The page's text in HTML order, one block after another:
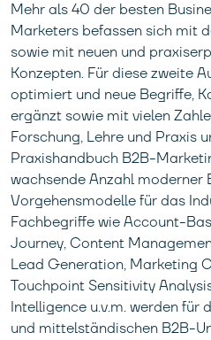
Mehr als 40 der besten
Marketers befassen sich mit
sowie mit neuen und
Konzepten. Für diese zweite
optimiert und neue Begriffe,
ergänzt sowie mit vielen
Forschung, Lehre und Praxis
Praxishandbuch B2B-
wachsende Anzahl moderner
Vorgehensmodelle für das
Fachbegriffe wie Account-
Journey, Content
Lead Generation, Marketing
Touchpoint Sensitivity
Intelligence u.v.m. werden für
und mittelständischen B2B-